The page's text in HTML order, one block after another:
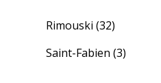
Rimouski(32)
Saint-Fabien(3)